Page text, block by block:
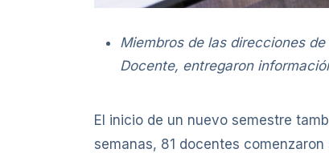
Miembros de las direcciones
Docente, entregaron
El inicio de un nuevo semestre
semanas, 81 docentes